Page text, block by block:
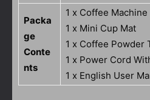
Packa
ge
Conte
nts
1 x Coffee Machine
1 x Mini Cup Mat
1 x Coffee Powder
1 x Power Cord
1 x English User